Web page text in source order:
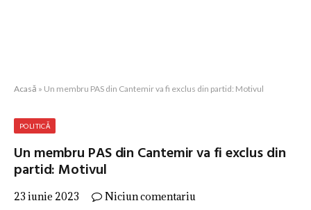
Acasă » Un membru PAS din Cantemir va fi exclus din partid: Motivul
POLITICĂ
Un membru PAS din Cantemir va fi exclus din
partid: Motivul
23 iunie 2023 Niciun comentariu